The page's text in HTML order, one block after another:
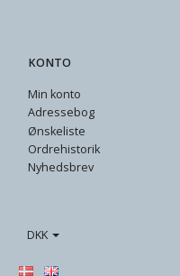
KONTO
Min konto
Adressebog
Ønskeliste
Ordrehistorik
Nyhedsbrev
DKK